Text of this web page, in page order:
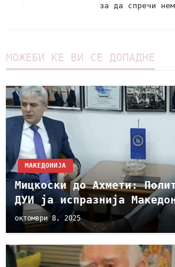
за да спречи
МОЖЕБИ ЌЕ ВИ СЕ ДОПАДНЕ
МАКЕДОНИЈА
Mицкоски до Ахмети:
ДУИ ја испразнија
октомври 8, 2025